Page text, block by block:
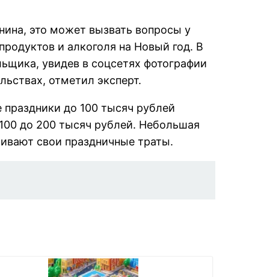
это может вызвать вопросы у
и алкоголя на Новый год. В
увидев в соцсетях фотографии
отметил эксперт.
праздники до 100 тысяч рублей
до 200 тысяч рублей. Небольшая
свои праздничные траты.